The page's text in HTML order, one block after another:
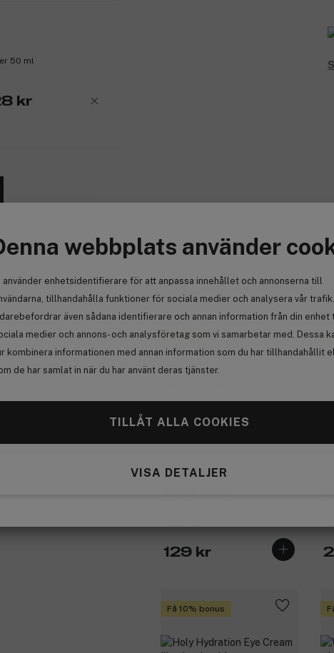
webbplats använder
använder enhetsidentifierare för att anpassa innehållet och annonserna till
tillhandahålla funktioner för sociala medier och analysera vår
även sådana identifierare och annan information från din enhet
medier och annons- och analysföretag som vi samarbetar med. Dessa
kombinera informationen med annan information som du har tillhandahållit
de har samlat in när du har använt deras tjänster.
TILLÅT ALLA COOKIES
VISA DETALJER
50 ml
kr
Få en gåva
129 kr
Få 10% bonus
du har köpt.